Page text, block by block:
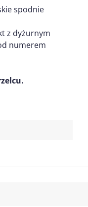
spodnie
z dyżurnym
numerem